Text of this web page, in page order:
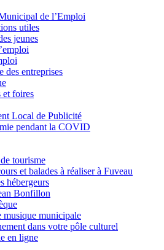
de l’Emploi
utiles
jeunes
des entreprises
et foires
Local de Publicité
pendant la COVID
tourisme
et balades à réaliser à Fuveau
hébergeurs
Bonfillon
musique municipale
dans votre pôle culturel
en ligne